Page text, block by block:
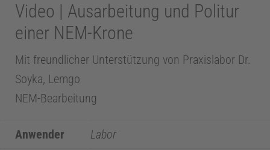
Z
a
Mehr Informationen
Akzeptieren
powered by Usercentrics Consent Management
Video | Ausarbeitung und Politur
einer NEM-Krone
Mit freundlicher Unterstützung von Praxislabor Dr.
Soyka, Lemgo
NEM-Bearbeitung
Anwender
Labor